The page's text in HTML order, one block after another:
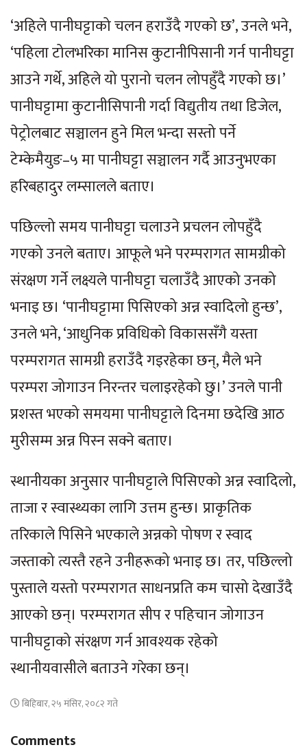
‘अहिले पानीघट्टाको चलन हराउँदै गएको छ’, उनले भने,
‘पहिला टोलभरिका मानिस कुटानीपिसानी गर्न पानीघट्टा
आउने गर्थे, अहिले यो पुरानो चलन लोपहुँदै गएको छ।’
पानीघट्टामा कुटानीसिपानी गर्दा विद्युतीय तथा डिजेल,
पेट्रोलबाट सञ्चालन हुने मिल भन्दा सस्तो पर्ने
टेम्केमैयुङ–५ मा पानीघट्टा सञ्चालन गर्दै आउनुभएका
हरिबहादुर लम्सालले बताए।
पछिल्लो समय पानीघट्टा चलाउने प्रचलन लोपहुँदै
गएको उनले बताए। आफूले भने परम्परागत सामग्रीको
संरक्षण गर्ने लक्ष्यले पानीघट्टा चलाउँदै आएको उनको
भनाइ छ। ‘पानीघट्टामा पिसिएको अन्न स्वादिलो हुन्छ’,
उनले भने, ‘आधुनिक प्रविधिको विकाससँगै यस्ता
परम्परागत सामग्री हराउँदै गइरहेका छन्, मैले भने
परम्परा जोगाउन निरन्तर चलाइरहेको छु।’ उनले पानी
प्रशस्त भएको समयमा पानीघट्टाले दिनमा छदेखि आठ
मुरीसम्म अन्न पिस्न सक्ने बताए।
स्थानीयका अनुसार पानीघट्टाले पिसिएको अन्न स्वादिलो,
ताजा र स्वास्थ्यका लागि उत्तम हुन्छ। प्राकृतिक
तरिकाले पिसिने भएकाले अन्नको पोषण र स्वाद
जस्ताको त्यस्तै रहने उनीहरूको भनाइ छ। तर, पछिल्लो
पुस्ताले यस्तो परम्परागत साधनप्रति कम चासो देखाउँदै
आएको छन्। परम्परागत सीप र पहिचान जोगाउन
पानीघट्टाको संरक्षण गर्न आवश्यक रहेको
स्थानीयवासीले बताउने गरेका छन्।
बिहिबार, २५ मंसिर, २०८२ गते
Comments